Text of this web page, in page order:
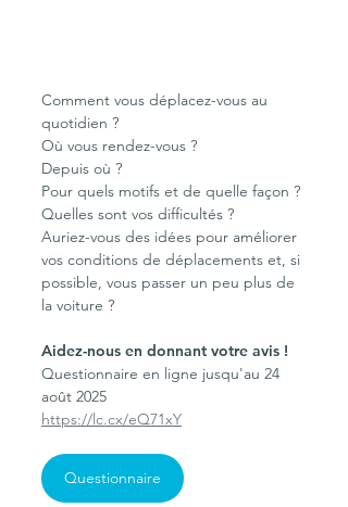
Comment vous déplacez-vous au
quotidien ?
Où vous rendez-vous ?
Depuis où ?
Pour quels motifs et de quelle façon ?
Quelles sont vos difficultés ?
Auriez-vous des idées pour améliorer
vos conditions de déplacements et, si
possible, vous passer un peu plus de
la voiture ?
Aidez-nous en donnant votre avis !
Questionnaire en ligne jusqu'au 24
août 2025
https://lc.cx/eQ71xY
Questionnaire